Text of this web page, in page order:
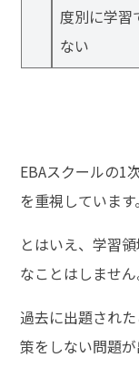
度別に学習
ない
EBAスクールの1
を重視しています。
とはいえ、学習
なことはしません
過去に出題され
策をしない問題が